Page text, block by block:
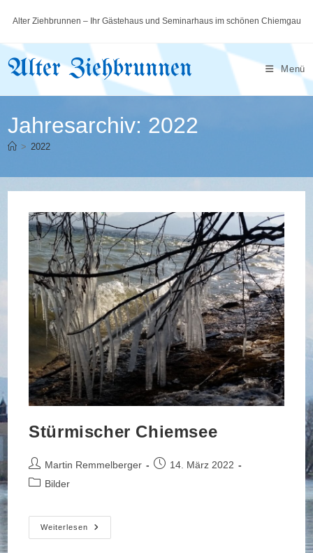
Inhalt
springen
Alter Ziehbrunnen – Ihr Gästehaus und Seminarhaus im schönen Chiemgau
Alter Ziehbrunnen Menü
Jahresarchiv: 2022
> 2022
Stürmischer Chiemsee
Beitrags-
Autor:
Martin Remmelberger
Beitrag14. März 2022
Beitrags-
Bilder
Weiterlesen
Stürmischer
Chiemsee